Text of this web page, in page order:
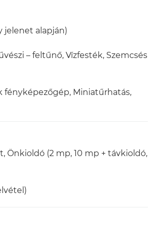
jelenet alapján)
– feltűnő, Vízfesték, Szemcsés
fényképezőgép, Miniatűrhatás,
Önkioldó (2 mp, 10 mp + távkioldó,